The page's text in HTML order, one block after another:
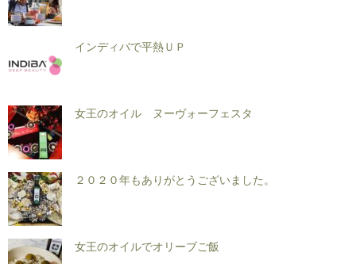
インディバで平熱ＵＰ
女王のオイル ヌーヴォーフェスタ
２０２０年もありがとうございました。
女王のオイルでオリーブご飯